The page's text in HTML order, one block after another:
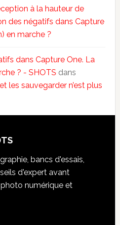
à la hauteur de
des négatifs dans Capture
en marche ?
dans Capture One. La
? - SHOTS dans
les sauvegarder n’est plus
bancs d'essais,
d'expert avant
photo numérique et